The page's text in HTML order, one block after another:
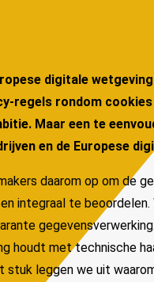
digitale
regels rondom
Maar een te
en de Europese
daarom op om de
integraal te
houdt met technische
leggen we uit